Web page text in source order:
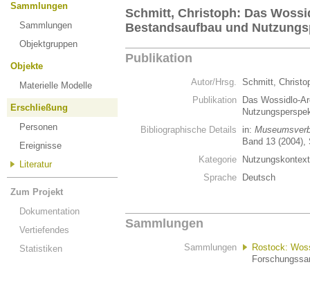
Sammlungen
Sammlungen
Objektgruppen
Objekte
Materielle Modelle
Erschließung
Personen
Ereignisse
Literatur
Zum Projekt
Dokumentation
Vertiefendes
Statistiken
Schmitt, Christoph: Das
Bestandsaufbau und
Publikation
Autor/Hrsg. Schmitt,
Publikation
Das Wossidlo-
Bibliographische Details
in:
Band 13 (2004),
Kategorie
Sprache
Deutsch
Sammlungen
Sammlungen
Rostock: